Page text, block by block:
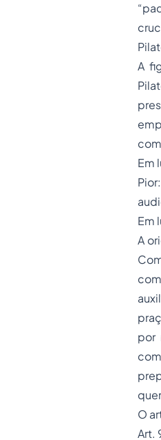
A
Em
Em
A
por
O
Art.